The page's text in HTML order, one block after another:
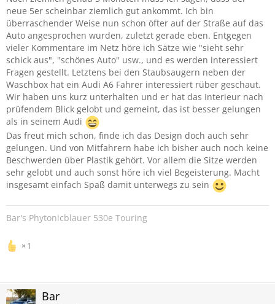
neue 5er scheinbar ziemlich gut ankommt. Ich bin
überraschender Weise nun schon öfter auf der Straße auf das
Auto angesprochen wurden, zuletzt gerade eben. Entgegen
vieler Kommentare im Netz höre ich Sätze wie "sieht sehr
schick aus", "schönes Auto" usw., und es werden interessiert
Fragen gestellt. Letztens bei den Staubsaugern neben der
Waschbox hat ein Audi A6 Fahrer interessiert rüber geschaut.
Wir haben uns kurz unterhalten und er hat das Interieur nach
prüfendem Blick gelobt und gemeint, das ist besser gelungen
als in seinem Audi
Das freut mich schon, finde ich das Design doch auch sehr
gelungen. Und von Mitfahrern habe ich bisher auch noch keine
Beschwerden über Plastik gehört. Vor allem die Sitze werden
sehr gelobt und auch sonst höre ich viel Begeisterung. Macht
insgesamt einfach Spaß damit unterwegs zu sein
Bar's Phytonicblauer 530e Touring
1
Bar